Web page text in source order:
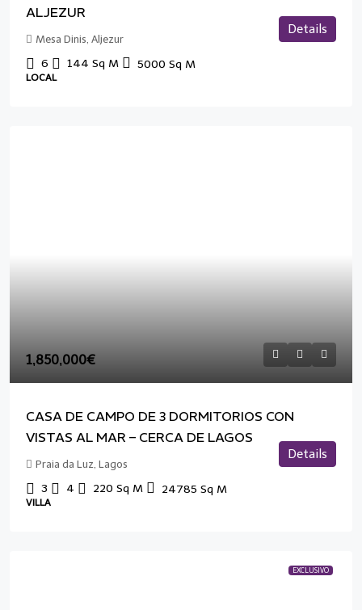
ALJEZUR
Mesa Dinis, Aljezur
6 144 Sq M 5000 Sq M
LOCAL
Details
1,850,000€
CASA DE CAMPO DE 3 DORMITORIOS CON
VISTAS AL MAR – CERCA DE LAGOS
Praia da Luz, Lagos
3 4 220 Sq M 24785 Sq M
VILLA
Details
EXCLUSIVO